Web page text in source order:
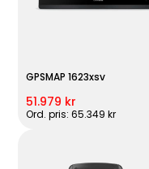
GPSMAP 1623xsv
51.979 kr
Ord. pris: 65.349 kr